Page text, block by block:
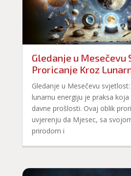
Gledanje u Mesečevu
Proricanje Kroz
Gledanje u Mesečevu
lunarnu energiju je praksa
davne prošlosti. Ovaj oblik
uvjerenju da Mjesec, sa
prirodom i